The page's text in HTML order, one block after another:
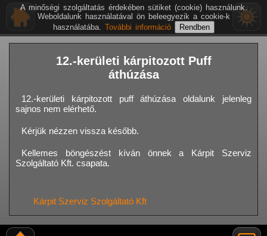
12.-kerületi kárpitozott Puff
áthúzása
12.-kerületi kárpitozott puff áthúzása oldalunk jelenleg
sajnos nem elérhető.
Kérjük nézzen vissza később.
Kellemes böngészést kíván önnek a Kárpit Szerviz
Szolgáltató Kft. csapata.
Kárpit Szerviz Szolgáltató Kft
A minőségi szolgáltatás érdekében sütiket (cookie) használunk.
Weboldalunk használatával ön beleegyezik a cookie-k
használatába. További információ